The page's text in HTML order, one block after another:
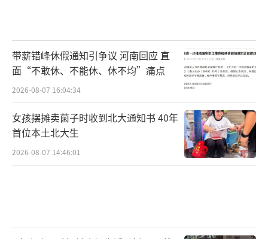
全程紧绷的民警
带薪错峰休假通知引争议 河南回应 直
面“不敢休、不能休、休不均”痛点
2026-08-07 16:04:34
女孩摆摊卖菌子时收到北大通知书 40年
首位本土北大生
2026-08-07 14:46:01